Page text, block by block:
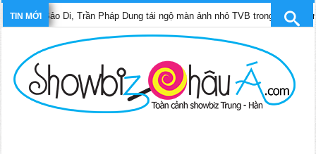
TIN MỚI
Bảo Di, Trần Pháp Dung tái ngộ màn ảnh nhỏ TVB trong phim “Trinh sát